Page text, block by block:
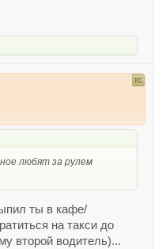
любят за рулем
ты в кафе/
на такси до
второй водитель)...